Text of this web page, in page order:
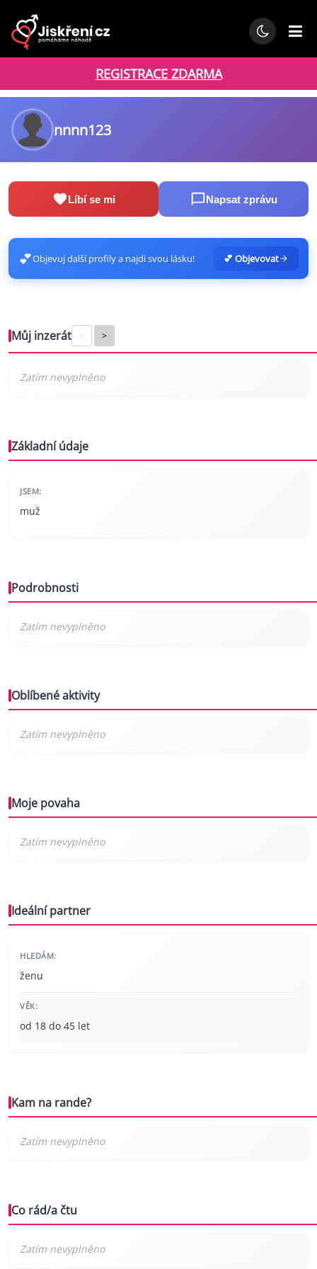
REGISTRACE ZDARMA
nnnn123
Líbí se mi Napsat zprávu
💕Objevuj další profily a najdi svou lásku! 💕 Objevovat
Můj inzerát < >
Základní údaje
JSEM:
muž
Podrobnosti
Oblíbené aktivity
Moje povaha
Ideální partner
HLEDÁM:
ženu
VĚK:
od 18 do 45 let
Kam na rande?
Co rád/a čtu